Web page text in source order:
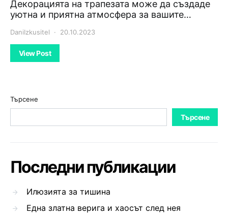
Декорацията на трапезата може да създаде
уютна и приятна атмосфера за вашите…
DaniIzkusitel 20.10.2023
View Post
Търсене
Търсене
Последни публикации
Илюзията за тишина
Една златна верига и хаосът след нея